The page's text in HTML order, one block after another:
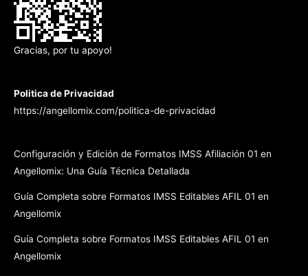
Gracias, por tu apoyo!
Politica de Privacidad
https://angellomix.com/politica-de-privacidad
Configuración y Edición de Formatos IMSS Afiliación 01 en
Angellomix: Una Guía Técnica Detallada
Guía Completa sobre Formatos IMSS Editables AFIL 01 en
Angellomix
Guía Completa sobre Formatos IMSS Editables AFIL 01 en
Angellomix